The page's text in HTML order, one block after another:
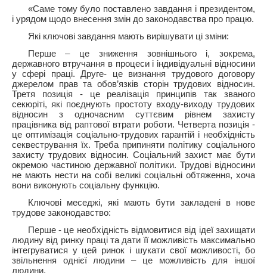
«Саме тому було поставлено завдання і президентом,
і урядом щодо внесення змін до законодавства про працю.
Які ключові завдання мають вирішувати ці зміни:
Перше – це зниження зовнішнього і, зокрема,
державного втручання в процеси і індивідуальні відносини
у сфері праці. Друге- це визнання трудового договору
джерелом прав та обов’язків сторін трудових відносин.
Третя позиція - це реалізація принципів так званого
секюріті, які поєднують простоту входу-виходу трудових
відносин з одночасним суттєвим рівнем захисту
працівника від раптової втрати роботи. Четверта позиція -
це оптимізація соціально-трудових гарантій і необхідність
секвестрування їх. Треба припиняти політику соціального
захисту трудових відносин. Соціальний захист має бути
окремою частиною державної політики. Трудові відносини
не мають нести на собі великі соціальні обтяження, хоча
вони виконують соціальну функцію.
Ключові меседжі, які мають бути закладені в нове
трудове законодавство:
Перше - це необхідність відмовитися від ідеї захищати
людину від ринку праці та дати її можливість максимально
інтегруватися у цей ринок і шукати свої можливості, бо
звільнення однієї людини – це можливість для іншої
людини.